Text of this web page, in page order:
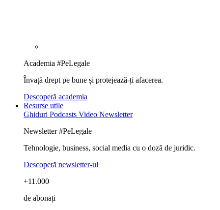
Academia #PeLegale
Învață drept pe bune și protejează-ți afacerea.
Descoperă academia
Resurse utile
Ghiduri Podcasts Video Newsletter
Newsletter #PeLegale
Tehnologie, business, social media cu o doză de juridic.
Descoperă newsletter-ul
+11.000
de abonați